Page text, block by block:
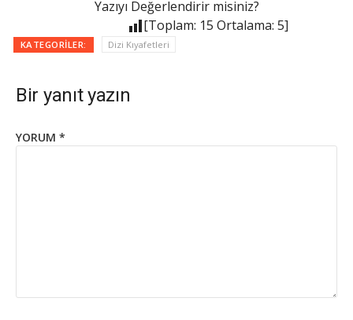
Yazıyı Değerlendirir misiniz?
[Toplam: 15 Ortalama: 5]
KATEGORILER: Dizi Kıyafetleri
Bir yanıt yazın
YORUM *